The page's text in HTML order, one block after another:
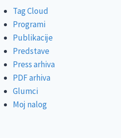
Tag Cloud
Programi
Publikacije
Predstave
Press arhiva
PDF arhiva
Glumci
Moj nalog